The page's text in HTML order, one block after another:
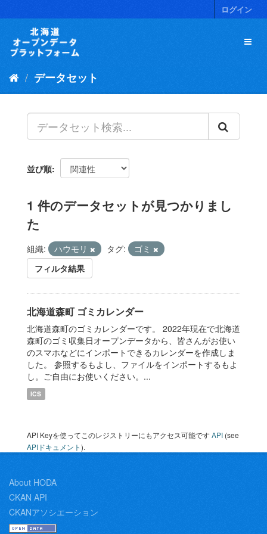
キ
ログイン
データセット
並び順
1 件のデータセットが見つかりまし
た
組織: ハウモリ タグ:
ゴミ
フィルタ結果
北海道森町 ゴミカレンダー
北海道森町のゴミカレンダーです。 2022年現在で北海道
森町のゴミ収集日オープンデータから、皆さんがお使い
のスマホなどにインポートできるカレンダーを作成しま
した。 参照するもよし、ファイルをインポートするもよ
し。ご自由にお使いください。...
ICS
API Keyを使ってこのレジストリーにもアクセス可能ですAPI (see
APIドキュメント).
About HODA
CKAN API
CKANアソシエーション